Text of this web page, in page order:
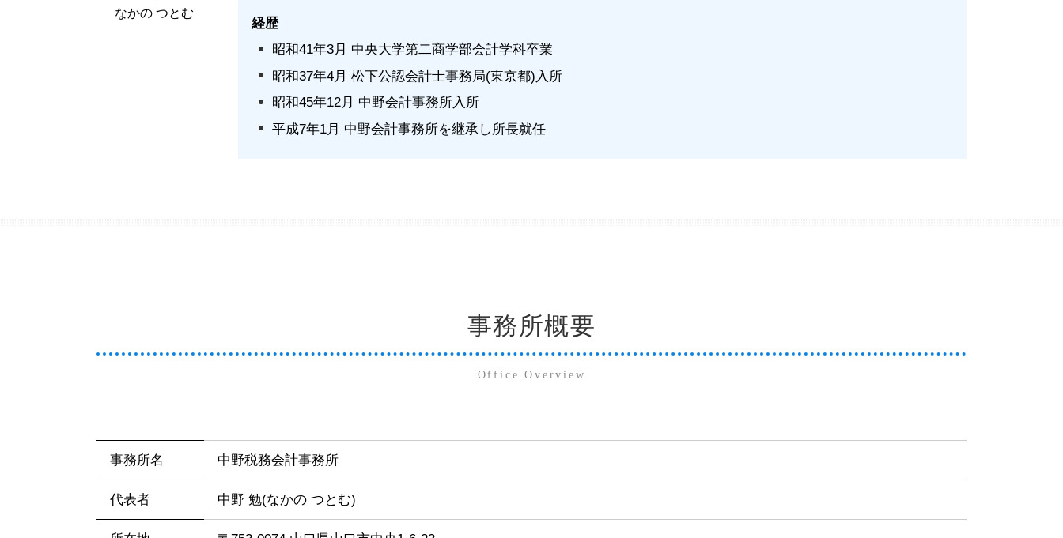
なかの つとむ
経歴
昭和41年3月 中央大学第二商学部会計学科卒業
昭和37年4月 松下公認会計士事務局(東京都)入所
昭和45年12月 中野会計事務所入所
平成7年1月 中野会計事務所を継承し所長就任
事務所概要
Office Overview
事務所名 中野税務会計事務所
代表者 中野 勉(なかの つとむ)